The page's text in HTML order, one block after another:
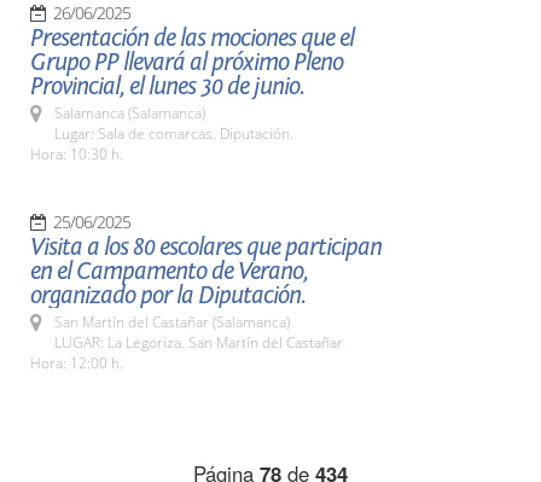
26/06/2025
Presentación de las mociones que el
Grupo PP llevará al próximo Pleno
Provincial, el lunes 30 de junio.
Salamanca (Salamanca)
Lugar: Sala de comarcas. Diputación.
Hora: 10:30 h.
25/06/2025
Visita a los 80 escolares que participan
en el Campamento de Verano,
organizado por la Diputación.
San Martín del Castañar (Salamanca)
LUGAR: La Legoriza. San Martín del Castañar
Hora: 12:00 h.
Página 78 de 434